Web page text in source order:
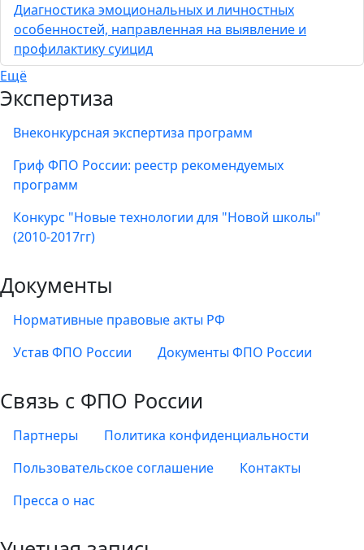
Диагностика эмоциональных и личностных
особенностей, направленная на выявление и
профилактику суицид
Ещё
Экспертиза
Внеконкурсная экспертиза программ
Гриф ФПО России: реестр рекомендуемых
программ
Конкурс "Новые технологии для "Новой школы"
(2010-2017гг)
Документы
Нормативные правовые акты РФ
Устав ФПО России
Документы ФПО России
Связь с ФПО России
Партнеры
Политика конфиденциальности
Пользовательское соглашение
Контакты
Пресса о нас